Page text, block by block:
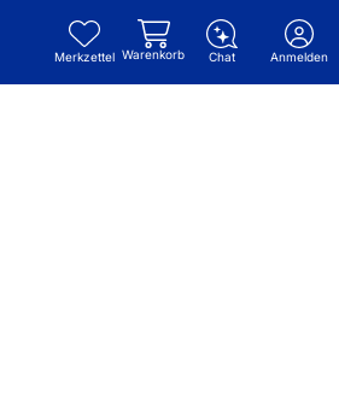
Merkzettel Warenkorb Chat Anmelden